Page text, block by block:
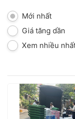
Mới nhất
Giá tăng dần
Xem nhiều